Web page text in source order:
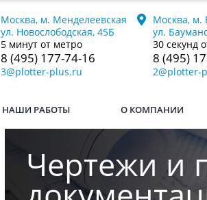
Москва, м. Менделеевская
ул. Новослободская, 45Б
5 минут от метро
8 (495) 177-74-16
3@plotter-plus.ru
Москва, м.
ул.
30 секунд
8 (495)
2@plotter-
НАШИ РАБОТЫ О КОМПАНИИ
Печатаем
Если у вас остался